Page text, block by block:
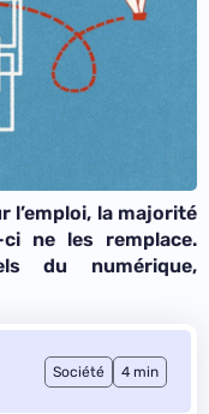
l’emploi, la majorité
ne les remplace.
du numérique,
Société 4 min